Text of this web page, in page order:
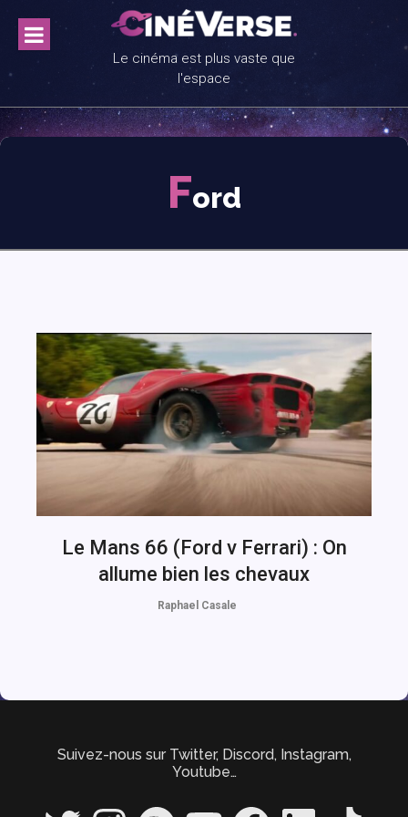
content
Le cinéma est plus vaste que
l'espace
Ford
Le Mans 66 (Ford v Ferrari) : On
allume bien les chevaux
Raphael Casale
Suivez-nous sur Twitter, Discord, Instagram,
Youtube…
Twitter InstagramSpotify YouTube FacebookLinkedIn TikTok